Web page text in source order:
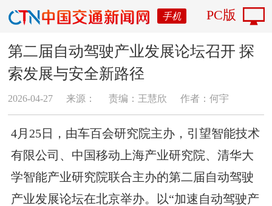
手机 PC版
第二届自动驾驶产业发展论坛召开 探
索发展与安全新路径
2026-04-27 来源： 责编：王慧欣 作者：何宇
4月25日，由车百会研究院主办，引望智能技术
有限公司、中国移动上海产业研究院、清华大
学智能产业研究院联合主办的第二届自动驾驶
产业发展论坛在北京举办。以“加速自动驾驶产